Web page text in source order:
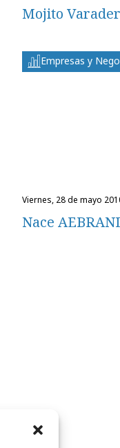
Mojito
Empresas y
viernes, 28 de mayo
Nace